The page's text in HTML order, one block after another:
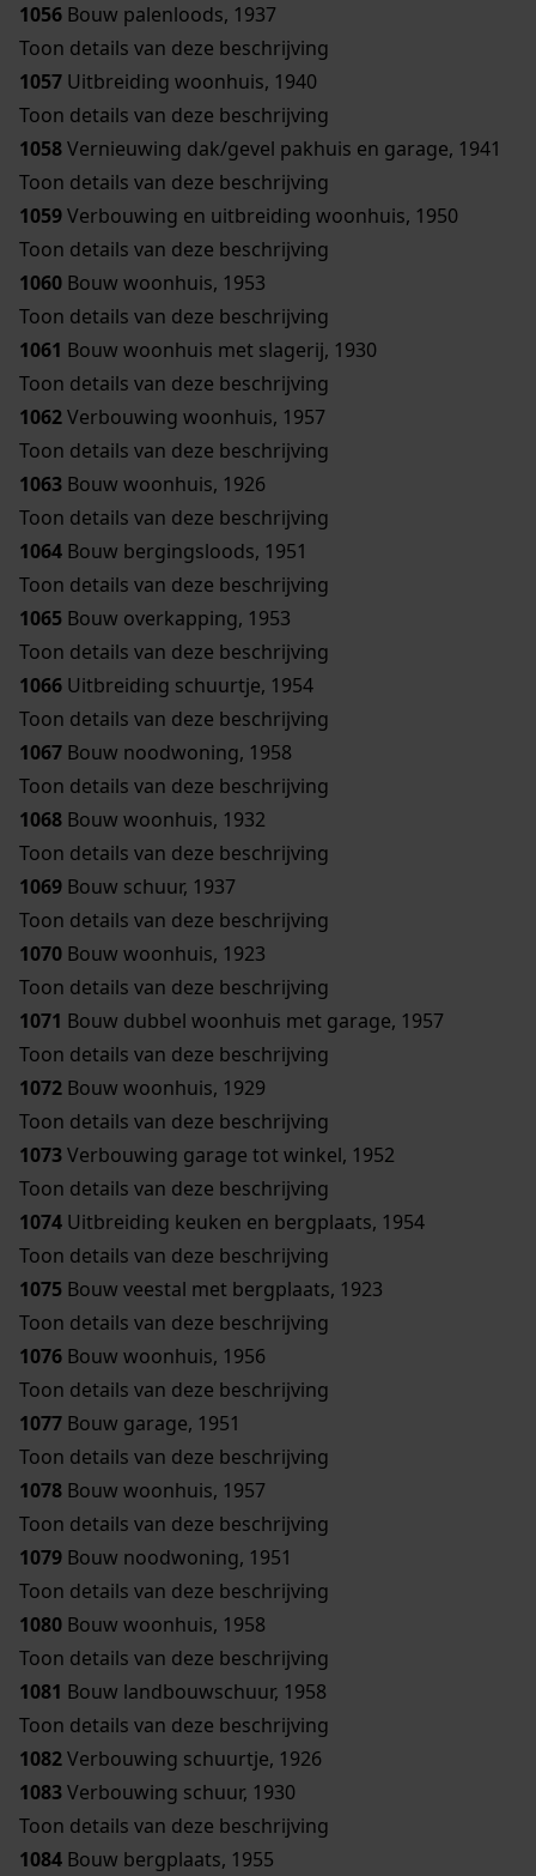
1056 Bouw palenloods, 1937
Toon details van deze beschrijving
1057 Uitbreiding woonhuis, 1940
Toon details van deze beschrijving
1058Vernieuwing dak/gevel pakhuis en garage, 1941
Toon details van deze beschrijving
1059Verbouwing en uitbreiding woonhuis, 1950
Toon details van deze beschrijving
1060 Bouw woonhuis, 1953
Toon details van deze beschrijving
1061 Bouw woonhuis met slagerij, 1930
Toon details van deze beschrijving
1062Verbouwing woonhuis, 1957
Toon details van deze beschrijving
1063 Bouw woonhuis, 1926
Toon details van deze beschrijving
1064 Bouw bergingsloods, 1951
Toon details van deze beschrijving
1065 Bouw overkapping, 1953
Toon details van deze beschrijving
1066 Uitbreiding schuurtje, 1954
Toon details van deze beschrijving
1067 Bouw noodwoning, 1958
Toon details van deze beschrijving
1068 Bouw woonhuis, 1932
Toon details van deze beschrijving
1069 Bouw schuur, 1937
Toon details van deze beschrijving
1070 Bouw woonhuis, 1923
Toon details van deze beschrijving
1071 Bouw dubbel woonhuis met garage, 1957
Toon details van deze beschrijving
1072 Bouw woonhuis, 1929
Toon details van deze beschrijving
1073Verbouwing garage tot winkel, 1952
Toon details van deze beschrijving
1074 Uitbreiding keuken en bergplaats, 1954
Toon details van deze beschrijving
1075 Bouw veestal met bergplaats, 1923
Toon details van deze beschrijving
1076 Bouw woonhuis, 1956
Toon details van deze beschrijving
1077 Bouw garage, 1951
Toon details van deze beschrijving
1078 Bouw woonhuis, 1957
Toon details van deze beschrijving
1079 Bouw noodwoning, 1951
Toon details van deze beschrijving
1080 Bouw woonhuis, 1958
Toon details van deze beschrijving
1081 Bouw landbouwschuur, 1958
Toon details van deze beschrijving
1082Verbouwing schuurtje, 1926
1083Verbouwing schuur, 1930
Toon details van deze beschrijving
1084 Bouw bergplaats, 1955